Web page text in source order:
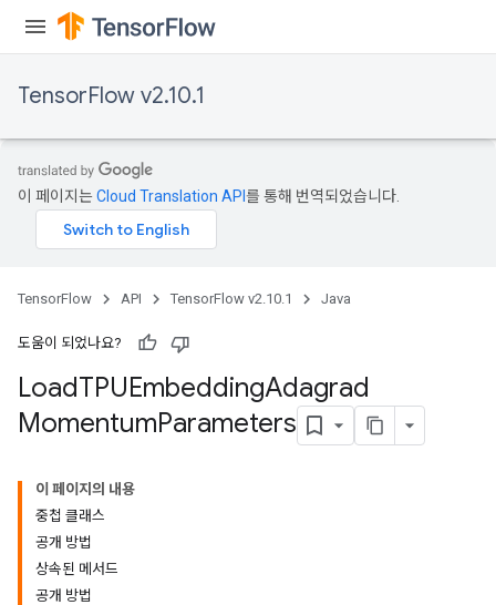
TensorFlow v2.10.1
이 페이지는Cloud Translation API 를 통해 번역되었습니다.
TensorFlow API TensorFlow v2.10.1 Java
도움이 되었나요?
LoadTPUEmbeddingAdagrad
MomentumParameters
이 페이지의 내용
중첩 클래스
공개 방법
상속된 메서드
공개 방법